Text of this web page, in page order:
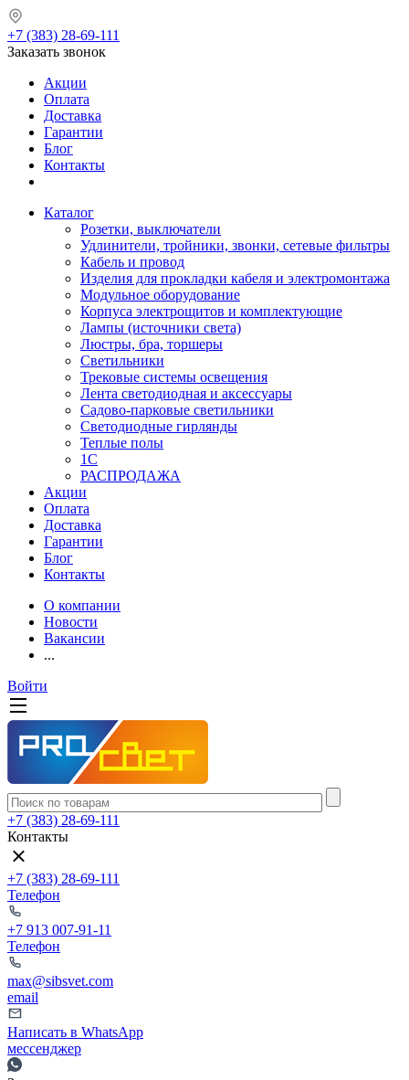
+7 (383) 28-69-111
Заказать звонок
Акции
Оплата
Доставка
Гарантии
Блог
Контакты
Каталог
Розетки, выключатели
Удлинители, тройники, звонки, сетевые фильтры
Кабель и провод
Изделия для прокладки кабеля и электромонтажа
Модульное оборудование
Корпуса электрощитов и комплектующие
Лампы (источники света)
Люстры, бра, торшеры
Светильники
Трековые системы освещения
Лента светодиодная и аксессуары
Садово-парковые светильники
Светодиодные гирлянды
Теплые полы
1С
РАСПРОДАЖА
Акции
Оплата
Доставка
Гарантии
Блог
Контакты
О компании
Новости
Вакансии
...
Войти
+7 (383) 28-69-111
Контакты
+7 (383) 28-69-111
Телефон
+7 913 007-91-11
Телефон
max@sibsvet.com
email
Написать в WhatsApp
мессенджер